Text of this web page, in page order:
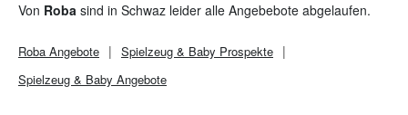
Von Roba sind in Schwaz leider alle Angebebote abgelaufen.
Roba Angebote Spielzeug & Baby Prospekte
Spielzeug & Baby Angebote